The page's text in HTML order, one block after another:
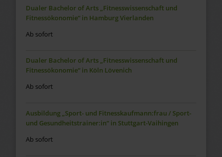
Dualer Bachelor of Arts „Fitnesswissenschaft und
Fitnessökonomie“ in Hamburg Vierlanden
Ab sofort
Dualer Bachelor of Arts „Fitnesswissenschaft und
Fitnessökonomie“ in Köln Lövenich
Ab sofort
Ausbildung „Sport- und Fitnesskaufmann:frau / Sport-
und Gesundheitstrainer:in“ in Stuttgart-Vaihingen
Ab sofort